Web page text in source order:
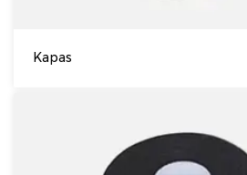
Kapas